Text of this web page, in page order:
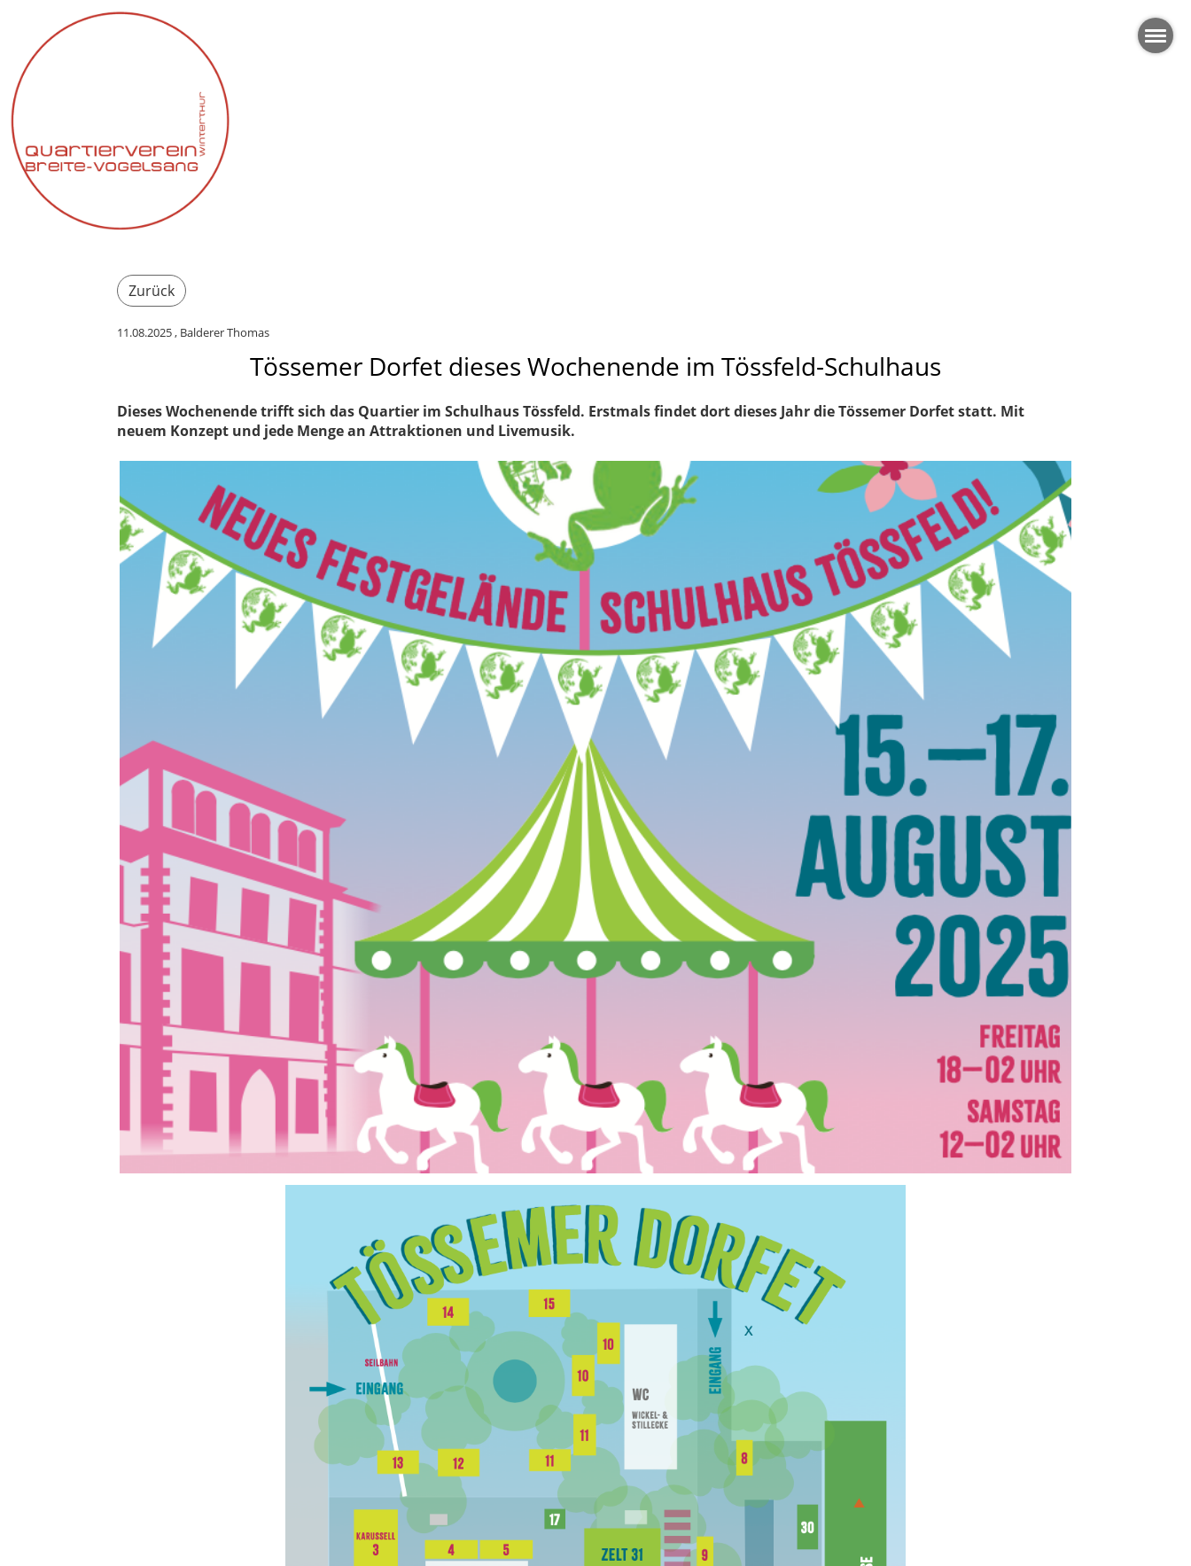
Zurück
11.08.2025, Balderer Thomas
Tössemer Dorfet dieses Wochenende im Tössfeld-Schulhaus
Dieses Wochenende trifft sich das Quartier im Schulhaus Tössfeld. Erstmals findet dort dieses Jahr die Tössemer Dorfet statt. Mit
neuem Konzept und jede Menge an Attraktionen und Livemusik.